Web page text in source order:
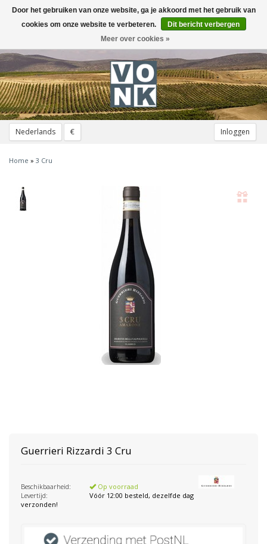
Nederlands € Inloggen
Toggle
navigation
Home » 3 Cru
Guerrieri Rizzardi 3 Cru
Beschikbaarheid:
Op voorraad
Levertijd:
Vóór 12:00 besteld, dezelfde dag
verzonden!
Door het gebruiken van onze website, ga je akkoord met het gebruik van
cookies om onze website te verbeteren.
Dit bericht verbergen
Meer over cookies »